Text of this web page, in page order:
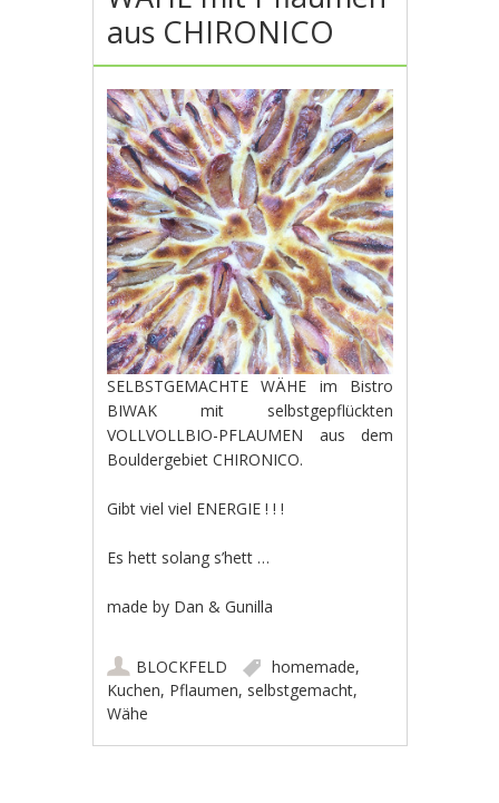
aus CHIRONICO
SELBSTGEMACHTE WÄHE im Bistro
BIWAK mit selbstgepflückten
VOLLVOLLBIO-PFLAUMEN aus dem
Bouldergebiet CHIRONICO.
Gibt viel viel ENERGIE ! ! !
Es hett solang s’hett …
made by Dan & Gunilla
BLOCKFELD homemade,
Kuchen, Pflaumen, selbstgemacht,
Wähe